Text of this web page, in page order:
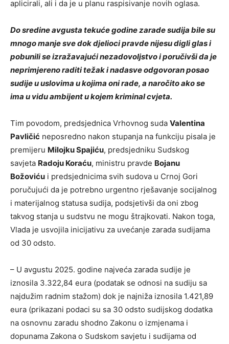
aplicirali, ali i da je u planu raspisivanje novih oglasa.
Do sredine avgusta tekuće godine zarade sudija bile su
mnogo manje sve dok djelioci pravde nijesu digli glas i
pobunili se izražavajući nezadovoljstvo i poručivši da je
neprimjereno raditi težak i nadasve odgovoran posao
sudije u uslovima u kojima oni rade, a naročito ako se
ima u vidu ambijent u kojem kriminal cvjeta.
Tim povodom, predsjednica Vrhovnog suda Valentina
Pavličić neposredno nakon stupanja na funkciju pisala je
premijeru Milojku Spajiću, predsjedniku Sudskog
savjeta Radoju Koraću, ministru pravde Bojanu
Božoviću i predsjednicima svih sudova u Crnoj Gori
poručujući da je potrebno urgentno rješavanje socijalnog
i materijalnog statusa sudija, podsjetivši da oni zbog
takvog stanja u sudstvu ne mogu štrajkovati. Nakon toga,
Vlada je usvojila inicijativu za uvećanje zarada sudijama
od 30 odsto.
– U avgustu 2025. godine najveća zarada sudije je
iznosila 3.322,84 eura (podatak se odnosi na sudiju sa
najdužim radnim stažom) dok je najniža iznosila 1.421,89
eura (prikazani podaci su sa 30 odsto sudijskog dodatka
na osnovnu zaradu shodno Zakonu o izmjenama i
dopunama Zakona o Sudskom savjetu i sudijama od